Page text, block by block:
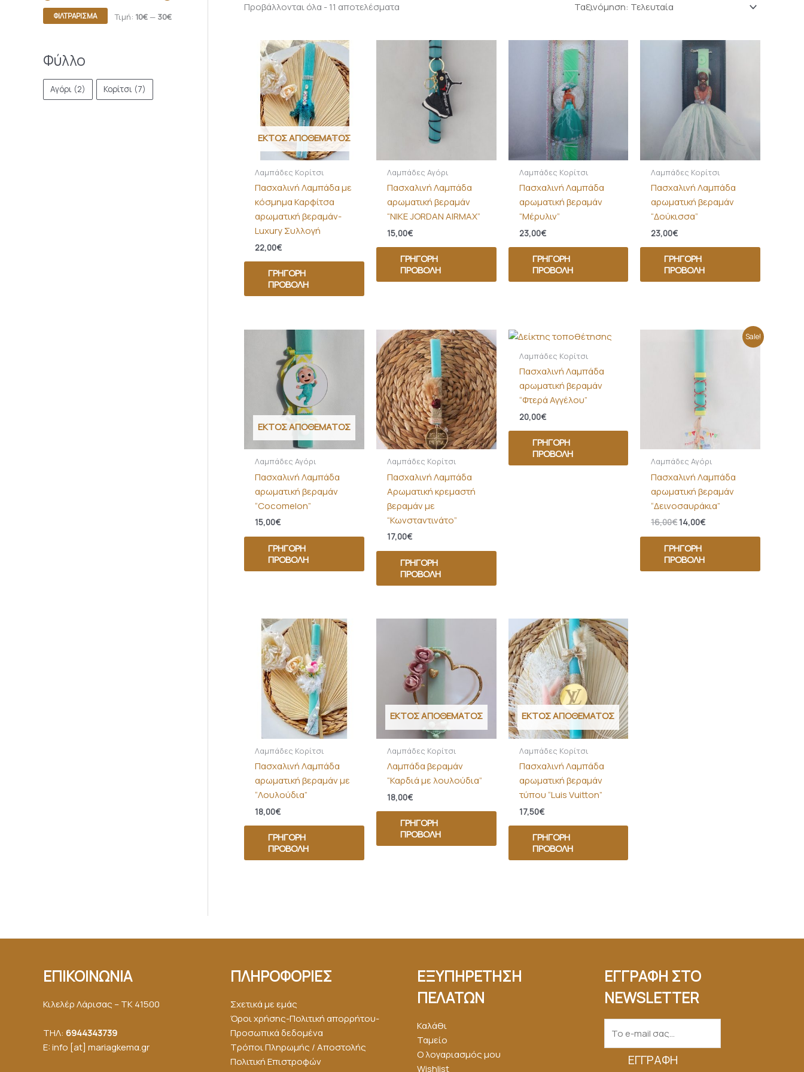
ΦΙΛΤΡΆΡΙΣΜΑ Τιμή: 10€— 30€
Φύλλο
Αγόρι (2) Κορίτσι (7)
Προβάλλονται όλα - 11 αποτελέσματα
ΕΚΤΌΣ ΑΠΟΘΈΜΑΤΟΣ
Λαμπάδες Κορίτσι
Πασχαλινή Λαμπάδα με
κόσμημα Καρφίτσα
αρωματική βεραμάν-
Luxury Συλλογή
22,00€
ΓΡΉΓΟΡΗ
ΠΡΟΒΟΛΉ
Λαμπάδες Αγόρι
Πασχαλινή Λαμπάδα
αρωματική βεραμάν
“NIKE JORDAN AIRMAX”
15,00€
ΓΡΉΓΟΡΗ
ΠΡΟΒΟΛΉ
Λαμπάδες Κορίτσι
Πασχαλινή Λαμπάδα
αρωματική βεραμάν
“Μέρυλιν”
23,00€
ΓΡΉΓΟΡΗ
ΠΡΟΒΟΛΉ
Λαμπάδες Κορίτσι
Πασχαλινή Λαμπάδα
αρωματική βεραμάν
“Δούκισσα”
23,00€
ΓΡΉΓΟΡΗ
ΠΡΟΒΟΛΉ
ΕΚΤΌΣ ΑΠΟΘΈΜΑΤΟΣ
Λαμπάδες Αγόρι
Πασχαλινή Λαμπάδα
αρωματική βεραμάν
“Cocomelon”
15,00€
ΓΡΉΓΟΡΗ
ΠΡΟΒΟΛΉ
Λαμπάδες Κορίτσι
Πασχαλινή Λαμπάδα
Αρωματική κρεμαστή
βεραμάν με
“Κωνσταντινάτο”
17,00€
ΓΡΉΓΟΡΗ
ΠΡΟΒΟΛΉ
Λαμπάδες Κορίτσι
Πασχαλινή Λαμπάδα
αρωματική βεραμάν
“Φτερά Αγγέλου”
20,00€
ΓΡΉΓΟΡΗ
ΠΡΟΒΟΛΉ
Sale!
Λαμπάδες Αγόρι
Πασχαλινή Λαμπάδα
αρωματική βεραμάν
“Δεινοσαυράκια”
16,00€ 14,00€
14,00€.
ΓΡΉΓΟΡΗ
ΠΡΟΒΟΛΉ
Λαμπάδες Κορίτσι
Πασχαλινή Λαμπάδα
αρωματική βεραμάν με
“Λουλούδια”
18,00€
ΓΡΉΓΟΡΗ
ΠΡΟΒΟΛΉ
ΕΚΤΌΣ ΑΠΟΘΈΜΑΤΟΣ
Λαμπάδες Κορίτσι
Λαμπάδα βεραμάν
“Καρδιά με λουλούδια”
18,00€
ΓΡΉΓΟΡΗ
ΠΡΟΒΟΛΉ
ΕΚΤΌΣ ΑΠΟΘΈΜΑΤΟΣ
Λαμπάδες Κορίτσι
Πασχαλινή Λαμπάδα
αρωματική βεραμάν
τύπου “Luis Vuitton”
17,50€
ΓΡΉΓΟΡΗ
ΠΡΟΒΟΛΉ
ΕΠΙΚΟΙΝΩΝΙΑ
Κιλελέρ Λάρισας – ΤΚ 41500
ΤΗΛ: 6944343739
E: info [at] mariagkemα.gr
ΠΛΗΡΟΦΟΡΙΕΣ
Σχετικά με εμάς
Όροι χρήσης-Πολιτική απορρήτου-
Προσωπικά δεδομένα
Τρόποι Πληρωμής / Αποστολής
Πολιτική Επιστροφών
ΕΞΥΠΗΡΕΤΗΣΗ
ΠΕΛΑΤΩΝ
Καλάθι
Ταμείο
Ο λογαριασμός μου
Wishlist
ΕΓΓΡΑΦΗ ΣΤΟ
NEWSLETTER
ΕΓΓΡΑΦΉ